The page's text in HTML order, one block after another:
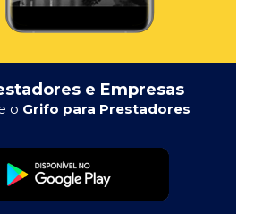
e Empresas
o Grifo para Prestadores